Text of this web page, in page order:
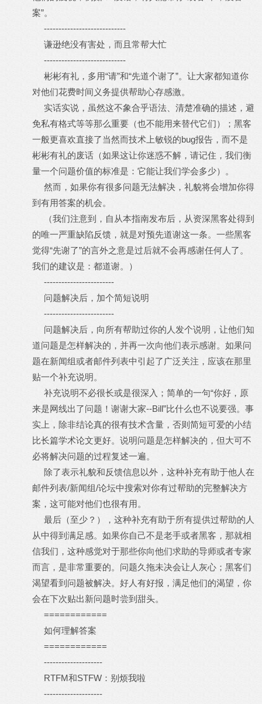
案”。
----------------------------
谦逊绝没有害处，而且常帮大忙
----------------------------
彬彬有礼，多用“请”和“先道个谢了”。让大家都知道你
对他们花费时间义务提供帮助心存感激。
实话实说，虽然这不象合乎语法、清楚准确的描述，避
免私有格式等等那么重要（也不能用来替代它们）；黑客
一般更喜欢直接了当然而技术上敏锐的bug报告，而不是
彬彬有礼的废话（如果这让你迷惑不解，请记住，我们衡
量一个问题价值的标准是：它能让我们学会多少）。
然而，如果你有很多问题无法解决，礼貌将会增加你得
到有用答案的机会。
（我们注意到，自从本指南发布后，从资深黑客处得到
的唯一严重缺陷反馈，就是对预先道谢这一条。一些黑客
觉得“先谢了”的言外之意是过后就不会再感谢任何人了。
我们的建议是：都道谢。）
------------------------
问题解决后，加个简短说明
------------------------
问题解决后，向所有帮助过你的人发个说明，让他们知
道问题是怎样解决的，并再一次向他们表示感谢。如果问
题在新闻组或者邮件列表中引起了广泛关注，应该在那里
贴一个补充说明。
补充说明不必很长或是很深入；简单的一句“你好，原
来是网线出了问题！谢谢大家--Bill”比什么也不说要强。事
实上，除非结论真的很有技术含量，否则简短可爱的小结
比长篇学术论文更好。说明问题是怎样解决的，但大可不
必将解决问题的过程复述一遍。
除了表示礼貌和反馈信息以外，这种补充有助于他人在
邮件列表/新闻组/论坛中搜索对你有过帮助的完整解决方
案，这可能对他们也很有用。
最后（至少？），这种补充有助于所有提供过帮助的人
从中得到满足感。如果你自己不是老手或者黑客，那就相
信我们，这种感觉对于那些你向他们求助的导师或者专家
而言，是非常重要的。问题久拖未决会让人灰心；黑客们
渴望看到问题被解决。好人有好报，满足他们的渴望，你
会在下次贴出新问题时尝到甜头。
============
如何理解答案
============
--------------------
RTFM和STFW：别烦我啦
--------------------